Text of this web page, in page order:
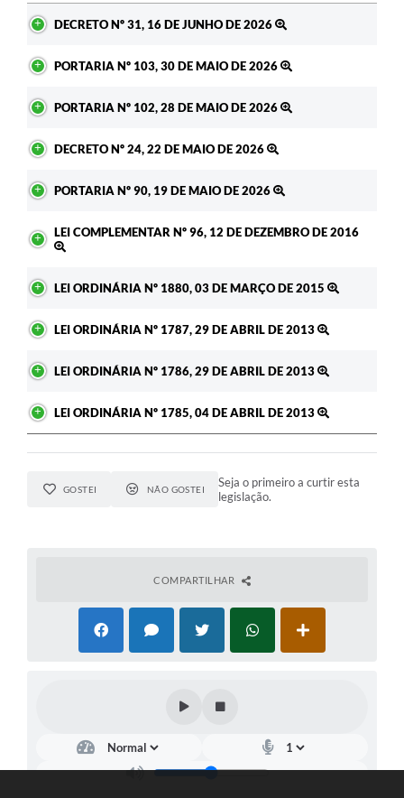
DECRETO Nº 31, 16 DE JUNHO DE 2026
PORTARIA Nº 103, 30 DE MAIO DE 2026
PORTARIA Nº 102, 28 DE MAIO DE 2026
DECRETO Nº 24, 22 DE MAIO DE 2026
PORTARIA Nº 90, 19 DE MAIO DE 2026
LEI COMPLEMENTAR Nº 96, 12 DE DEZEMBRO DE 2016
LEI ORDINÁRIA Nº 1880, 03 DE MARÇO DE 2015
LEI ORDINÁRIA Nº 1787, 29 DE ABRIL DE 2013
LEI ORDINÁRIA Nº 1786, 29 DE ABRIL DE 2013
LEI ORDINÁRIA Nº 1785, 04 DE ABRIL DE 2013
GOSTEI NÃO GOSTEI
Seja o primeiro a curtir esta
legislação.
COMPARTILHAR